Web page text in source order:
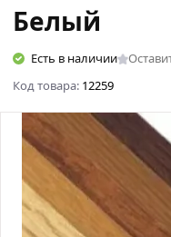
Белый
Есть в наличии
Код товара: 12259